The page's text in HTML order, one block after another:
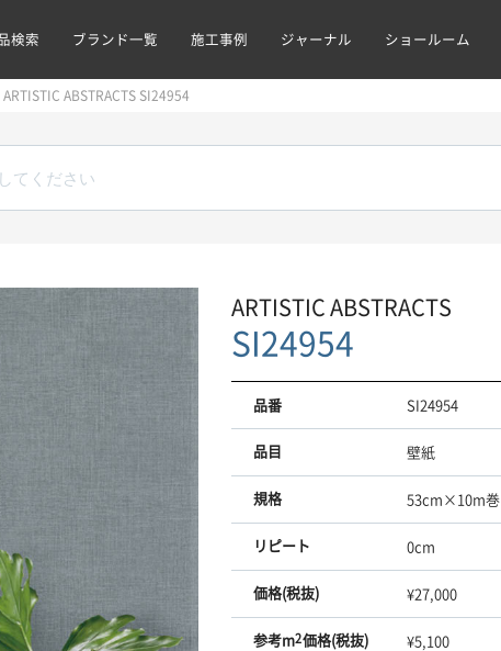
検索 ブランド一覧 施工事例 ジャーナル ショールーム
ARTISTIC ABSTRACTS SI24954
ARTISTIC ABSTRACTS
SI24954
品番 SI24954
品目 壁紙
規格 53cm×10m巻
リピート 0cm
価格(税抜) ¥27,000
参考m2価格(税抜) ¥5,100